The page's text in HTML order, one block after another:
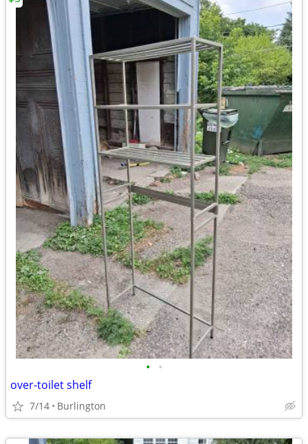
• •
over-toilet shelf
7/14 Burlington